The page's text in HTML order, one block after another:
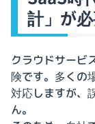
計」が
クラウドサービ
険です。多くの
対応しますが、
ん。